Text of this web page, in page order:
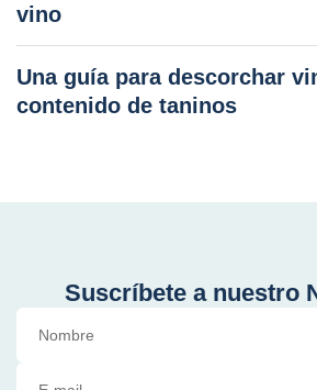
vino
Una guía para descorchar
contenido de taninos
Suscríbete a nuestro